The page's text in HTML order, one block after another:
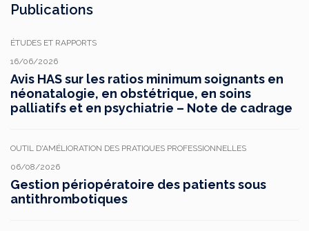
Publications
ÉTUDES ET RAPPORTS
16/06/2026
Avis HAS sur les ratios minimum soignants en
néonatalogie, en obstétrique, en soins
palliatifs et en psychiatrie – Note de cadrage
OUTIL D'AMÉLIORATION DES PRATIQUES PROFESSIONNELLES
06/08/2026
Gestion périopératoire des patients sous
antithrombotiques